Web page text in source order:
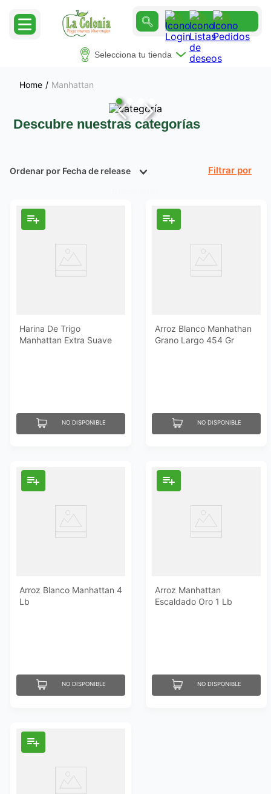
Selecciona tu tienda
Manhattan
Descubre nuestras categorías
Ordenar por Fecha de release
Harina De Trigo
Manhattan Extra Suave
NO DISPONIBLE
Arroz Blanco Manhathan
Grano Largo 454 Gr
NO DISPONIBLE
Arroz Blanco Manhattan 4
Lb
NO DISPONIBLE
Arroz Manhattan
Escaldado Oro 1 Lb
NO DISPONIBLE